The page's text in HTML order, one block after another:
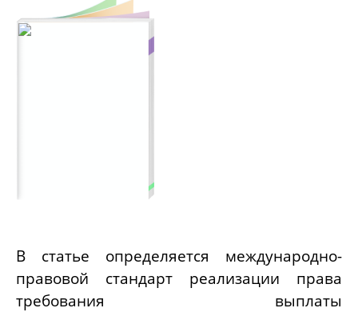
В статье определяется международно-
правовой стандарт реализации права
требования выплаты